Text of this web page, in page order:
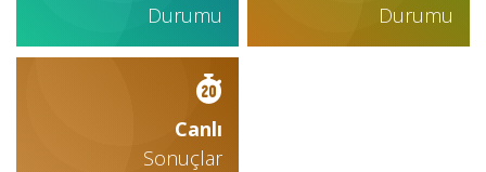
Durumu
Durumu
Canlı
Sonuçlar